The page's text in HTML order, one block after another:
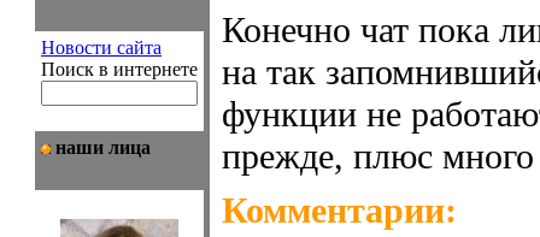
Новости сайта
Поиск в интернете
наши лица
Конечно чат пока
на так
функции не
прежде, плюс много
Комментарии: